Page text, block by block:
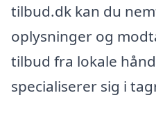
tilbud.dk kan du
oplysninger og
tilbud fra lokale
specialiserer sig i